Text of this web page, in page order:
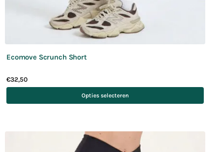
Ecomove Scrunch Short
€32,50
Opties selecteren